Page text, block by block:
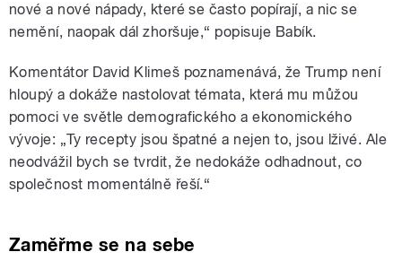
nové a nové nápady, které se často popírají, a nic se
nemění, naopak dál zhoršuje,“ popisuje Babík.
Komentátor David Klimeš poznamenává, že Trump není
hloupý a dokáže nastolovat témata, která mu můžou
pomoci ve světle demografického a ekonomického
vývoje: „Ty recepty jsou špatné a nejen to, jsou lživé. Ale
neodvážil bych se tvrdit, že nedokáže odhadnout, co
společnost momentálně řeší.“
Zaměřme se na sebe